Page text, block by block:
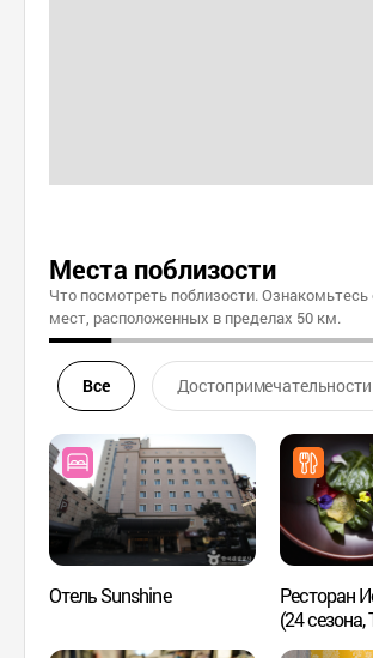
Места поблизости
Что посмотреть поблизости. Ознакомьтесь
мест, расположенных в пределах 50 км.
Все Достопримечательности
Отель Sunshine
Ресторан
(24
Seasons,